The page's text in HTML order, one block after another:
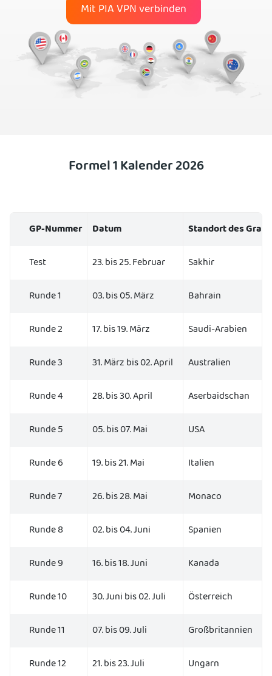
Mit PIA VPN verbinden
Formel 1 Kalender 2026
GP-Nummer Datum
Standort des
Test
23. bis 25. Februar
Sakhir
Runde 1
03. bis 05. März
Bahrain
Runde 2
17. bis 19. März
Saudi-Arabien
Runde 3
31. März bis 02. April
Australien
Runde 4
28. bis 30. April
Aserbaidschan
Runde 5
05. bis 07. Mai
USA
Runde 6
19. bis 21. Mai
Italien
Runde 7
26. bis 28. Mai
Monaco
Runde 8
02. bis 04. Juni
Spanien
Runde 9
16. bis 18. Juni
Kanada
Runde 10
30. Juni bis 02. Juli
Österreich
Runde 11
07. bis 09. Juli
Großbritannien
Runde 12
21. bis 23. Juli Ungarn